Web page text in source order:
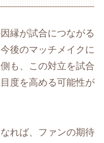
縁が試合につながる
後のマッチメイクに
も、この対立を試合
度を高める可能性が
れば、ファンの期待